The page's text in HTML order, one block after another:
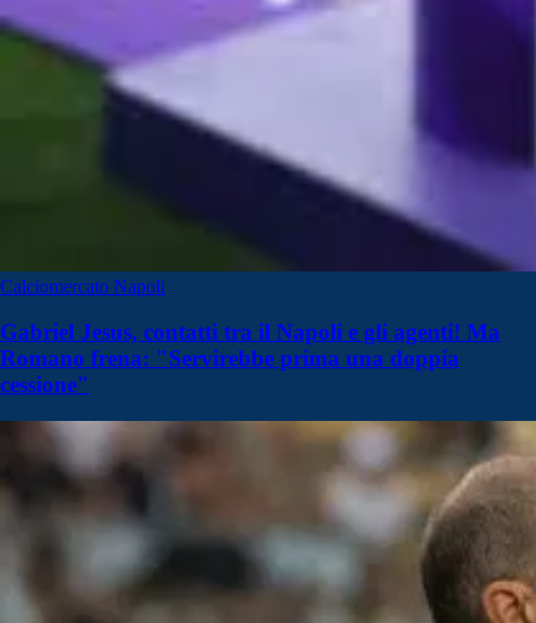
Calciomercato Napoli
Gabriel Jesus, contatti tra il Napoli e gli agenti! Ma
Romano frena: "Servirebbe prima una doppia
cessione"